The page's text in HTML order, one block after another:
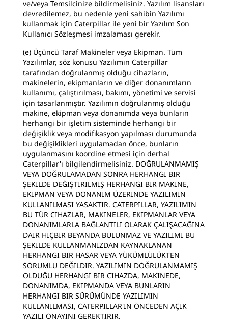
ve/veya Temsilcinize bildirmelisiniz. Yazılım lisansları
devredilemez, bu nedenle yeni sahibin Yazılımı
kullanmak için Caterpillar ile yeni bir Yazılım Son
Kullanıcı Sözleşmesi imzalaması gerekir.
(e) Üçüncü Taraf Makineler veya Ekipman. Tüm
Yazılımlar, söz konusu Yazılımın Caterpillar
tarafından doğrulanmış olduğu cihazların,
makinelerin, ekipmanların ve diğer donanımların
kullanımı, çalıştırılması, bakımı, yönetimi ve servisi
için tasarlanmıştır. Yazılımın doğrulanmış olduğu
makine, ekipman veya donanımda veya bunların
herhangi bir işletim sisteminde herhangi bir
değişiklik veya modifikasyon yapılması durumunda
bu değişiklikleri uygulamadan önce, bunların
uygulanmasını koordine etmesi için derhal
Caterpillar'ı bilgilendirmelisiniz. DOĞRULANMAMIŞ
VEYA DOĞRULAMADAN SONRA HERHANGI BIR
ŞEKILDE DEĞIŞTIRILMIŞ HERHANGI BIR MAKINE,
EKIPMAN VEYA DONANIM ÜZERINDE YAZILIMIN
KULLANILMASI YASAKTIR. CATERPILLAR, YAZILIMIN
BU TÜR CIHAZLAR, MAKINELER, EKIPMANLAR VEYA
DONANIMLARLA BAĞLANTILI OLARAK ÇALIŞACAĞINA
DAIR HIÇBIR BEYANDA BULUNMAZ VE YAZILIMI BU
ŞEKILDE KULLANMANIZDAN KAYNAKLANAN
HERHANGI BIR HASAR VEYA YÜKÜMLÜLÜKTEN
SORUMLU DEĞILDIR. YAZILIMIN DOĞRULANMAMIŞ
OLDUĞU HERHANGI BIR CIHAZDA, MAKINEDE,
DONANIMDA, EKIPMANDA VEYA BUNLARIN
HERHANGI BIR SÜRÜMÜNDE YAZILIMIN
KULLANILMASI, CATERPILLAR'IN ÖNCEDEN AÇIK
YAZILI ONAYINI GEREKTIRIR.